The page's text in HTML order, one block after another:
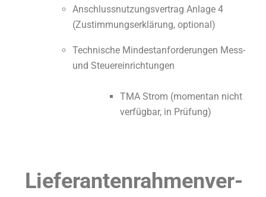
Anschlussnutzungsvertrag Anlage 4
(Zustimmungserklärung, optional)
Technische Mindestanforderungen Mess-
und Steuereinrichtungen
TMA Strom (momentan nicht
verfügbar, in Prüfung)
Lie­fe­ran­ten­rah­men­ver­